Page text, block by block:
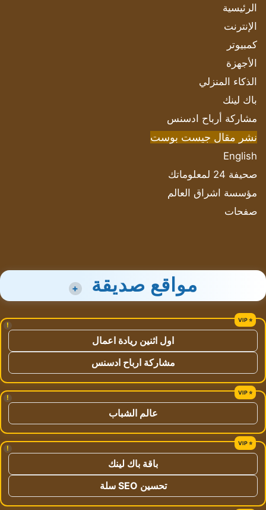
الرئيسية
الإنترنت
كمبيوتر
الأجهزة
الذكاء المنزلي
باك لينك
مشاركة أرباح ادسنس
نشر مقال جيست بوست
English
صحيفة 24 لمعلوماتك
مؤسسة اشراق العالم
صفحات
مواقع صديقة +
!
اول اثنين ريادة اعمال
مشاركة ارباح ادسنس
!
عالم الشباب
!
باقة باك لينك
تحسين SEO سلة